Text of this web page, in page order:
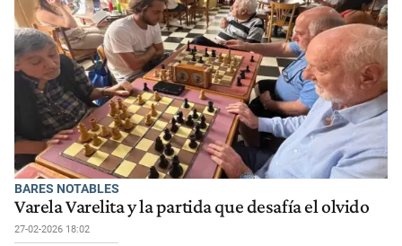
BARES NOTABLES
Varela Varelita y la partida que desafía el olvido
27-02-2026 18:02